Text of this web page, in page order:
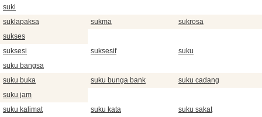
suki
suklapaksa
sukma
sukrosa
sukses
suksesi
suksesif
suku
suku bangsa
suku buka
suku bunga bank
suku cadang
suku jam
suku kalimat
suku kata
suku sakat